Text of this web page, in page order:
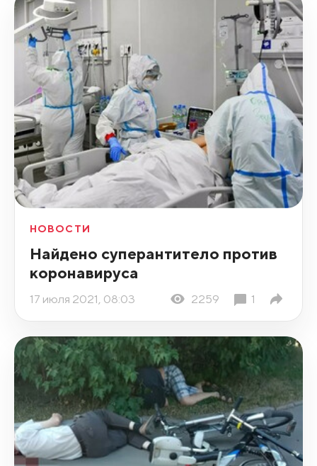
НОВОСТИ
Найдено суперантитело против
коронавируса
17 июля 2021, 08:03 2259 1